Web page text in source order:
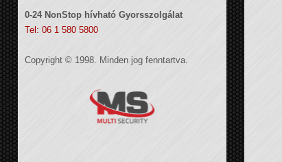
0-24 NonStop hívható Gyorsszolgálat
Tel: 06 1 580 5800
Copyright © 1998. Minden jog fenntartva.